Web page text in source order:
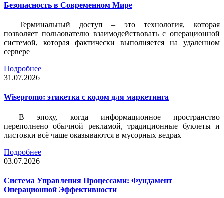
Безопасность в Современном Мире
Терминальный доступ – это технология, которая
позволяет пользователю взаимодействовать с операционной
системой, которая фактически выполняется на удаленном
сервере
Подробнее
31.07.2026
Wisepromo: этикетка c кодом для маркетинга
В эпоху, когда информационное пространство
переполнено обычной рекламой, традиционные буклеты и
листовки всё чаще оказываются в мусорных ведрах
Подробнее
03.07.2026
Система Управления Процессами: Фундамент
Операционной Эффективности